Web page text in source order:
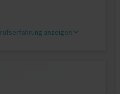
anzeigen